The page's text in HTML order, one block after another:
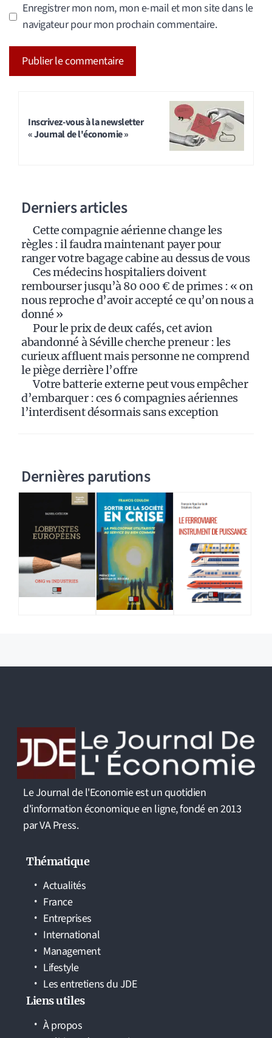
Enregistrer mon nom, mon e-mail et mon site dans le
navigateur pour mon prochain commentaire.
Inscrivez-vous à la newsletter
« Journal de l'économie »
Derniers articles
Cette compagnie aérienne change les
règles : il faudra maintenant payer pour
ranger votre bagage cabine au dessus de vous
Ces médecins hospitaliers doivent
rembourser jusqu’à 80 000 € de primes : « on
nous reproche d’avoir accepté ce qu’on nous a
donné »
Pour le prix de deux cafés, cet avion
abandonné à Séville cherche preneur : les
curieux affluent mais personne ne comprend
le piège derrière l’offre
Votre batterie externe peut vous empêcher
d’embarquer : ces 6 compagnies aériennes
l’interdisent désormais sans exception
Dernières parutions
Le Journal de l'Economie est un quotidien
d'information économique en ligne, fondé en 2013
par VA Press.
Thématique
Actualités
France
Entreprises
International
Management
Lifestyle
Les entretiens du JDE
Liens utiles
À propos